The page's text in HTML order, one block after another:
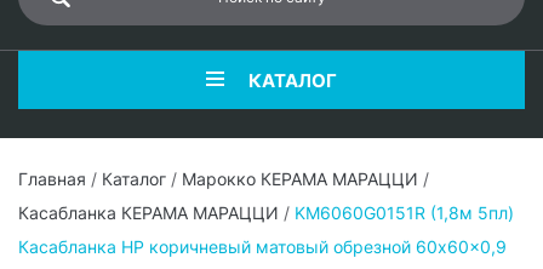
КАТАЛОГ
Главная / Каталог / Марокко КЕРАМА МАРАЦЦИ /
Касабланка КЕРАМА МАРАЦЦИ / KM6060G0151R (1,8м 5пл)
Касабланка HP коричневый матовый обрезной 60x60x0,9